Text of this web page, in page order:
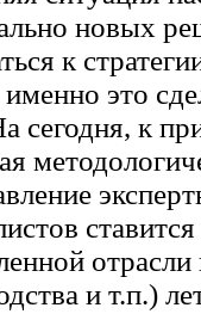
новых
к
именно это
сегодня, к
и т.п.)